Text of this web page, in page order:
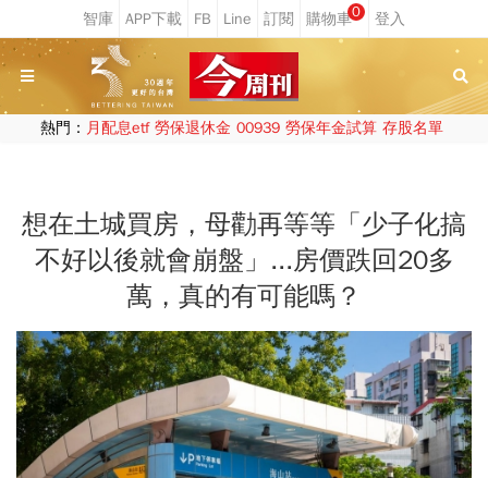
0
熱門： 月配息etf 勞保退休金 00939 勞保年金試算 存股名單
想在土城買房，母勸再等等「少子化搞
不好以後就會崩盤」...房價跌回20多
萬，真的有可能嗎？